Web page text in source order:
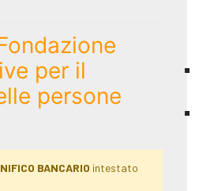
per il
persone
BANCARIO intestato